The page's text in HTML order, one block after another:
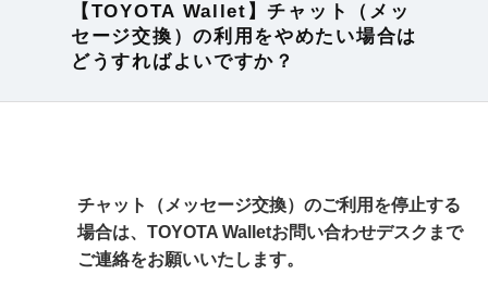
【TOYOTA Wallet】チャット（メッ
セージ交換）の利用をやめたい場合は
どうすればよいですか？
チャット（メッセージ交換）のご利用を停止する
場合は、TOYOTA Walletお問い合わせデスクまで
ご連絡をお願いいたします。